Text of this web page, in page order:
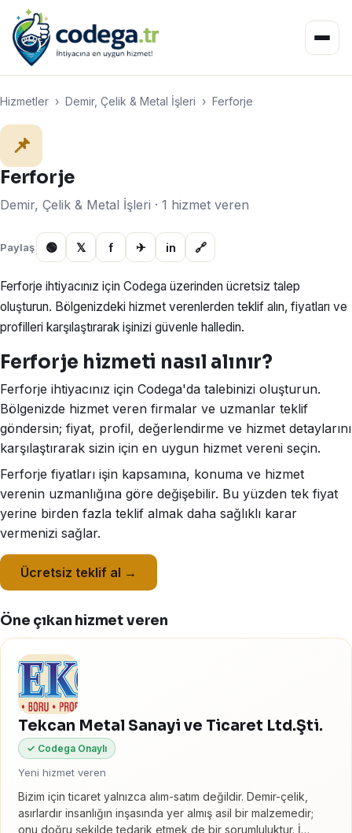
Hizmetler › Demir, Çelik & Metal İşleri › Ferforje
📌
Ferforje
Demir, Çelik & Metal İşleri · 1 hizmet veren
Paylaş 🟢 𝕏 f ✈ in 🔗
Ferforje ihtiyacınız için Codega üzerinden ücretsiz talep
oluşturun. Bölgenizdeki hizmet verenlerden teklif alın, fiyatları ve
profilleri karşılaştırarak işinizi güvenle halledin.
Ferforje hizmeti nasıl alınır?
Ferforje ihtiyacınız için Codega'da talebinizi oluşturun.
Bölgenizde hizmet veren firmalar ve uzmanlar teklif
göndersin; fiyat, profil, değerlendirme ve hizmet detaylarını
karşılaştırarak sizin için en uygun hizmet vereni seçin.
Ferforje fiyatları işin kapsamına, konuma ve hizmet
verenin uzmanlığına göre değişebilir. Bu yüzden tek fiyat
yerine birden fazla teklif almak daha sağlıklı karar
vermenizi sağlar.
Ücretsiz teklif al →
Öne çıkan hizmet veren
Tekcan Metal Sanayi ve Ticaret Ltd.Şti.
✓ Codega Onaylı
Yeni hizmet veren
Bizim için ticaret yalnızca alım-satım değildir. Demir-çelik,
asırlardır insanlığın inşasında yer almış asil bir malzemedir;
onu doğru şekilde tedarik etmek de bir sorumluluktur. İ…